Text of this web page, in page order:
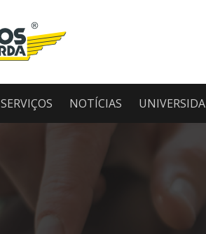
SERVIÇOS NOTÍCIAS